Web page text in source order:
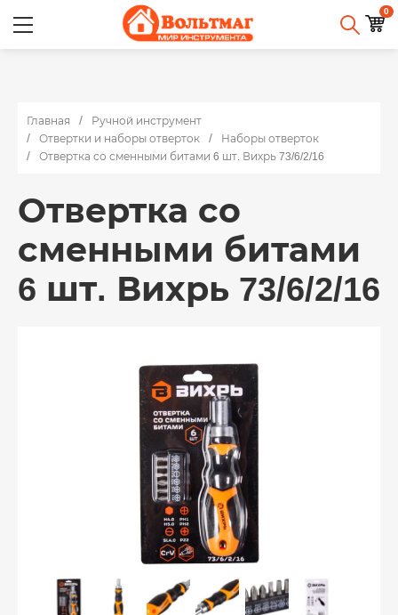
0
Главная
Ручной инструмент
Отвертки и наборы отверток
Наборы отверток
Отвертка со сменными битами 6 шт. Вихрь 73/6/2/16
Отвертка со
сменными битами
6 шт. Вихрь 73/6/2/16